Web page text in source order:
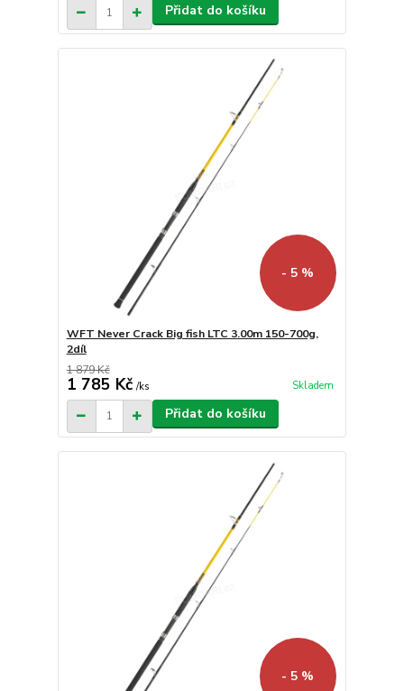
Přidat do košíku
- 5 %
WFT Never Crack Big fish LTC 3.00m 150-700g,
2díl
1 879 Kč
1 785 Kč /ks Skladem
Přidat do košíku
- 5 %